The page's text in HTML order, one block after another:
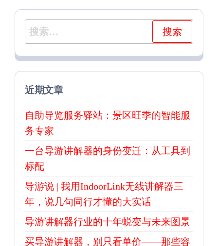
搜
索：
近期文章
自助导览服务驿站：景区旺季的智能服
务专家
一台导游讲解器的身份变迁：从工具到
标配
导游说 | 我用IndoorLink无线讲解器三
年，说几句同行才懂的大实话
导游讲解器行业的十年蜕变与未来图景
买导游讲解器，别只看单价——那些容